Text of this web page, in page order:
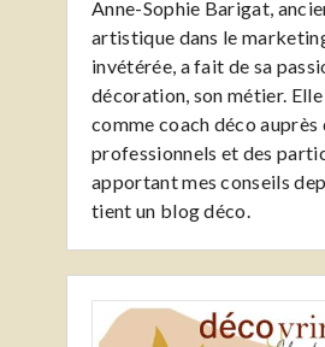
Anne-Sophie Barigat,
artistique dans le
invétérée, a fait de sa
décoration, son métier.
comme coach déco auprès
professionnels et des
apportant mes conseils
tient un blog déco.